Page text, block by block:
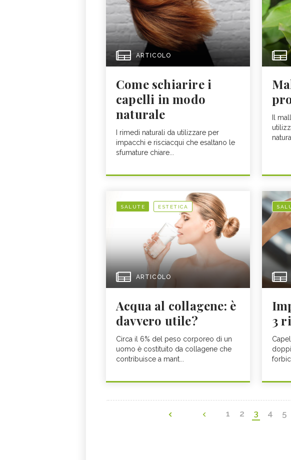
ARTICOLO
Come schiarire i
capelli in modo
naturale
I rimedi naturali da utilizzare per
impacchi e risciacqui che esaltano le
sfumature chiare...
Il
SALUTE ESTETICA
ARTICOLO
Acqua al collagene: è
davvero utile?
Circa il 6% del peso corporeo di un
uomo è costituito da collagene che
contribuisce a mant...
3
1 2 3 4 5